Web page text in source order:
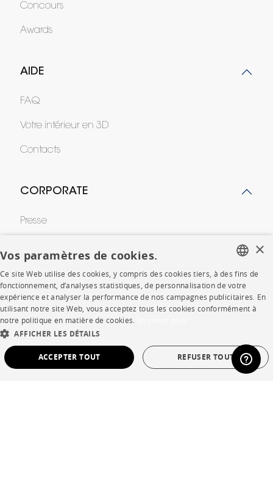
Concours
Awards
AIDE
FAQ
Votre intérieur en 3D
Contacts
CORPORATE
Presse
Devenir concessionnaire
Contract
SHOP
FRENCH
ENGLISH
SPANISH
×
Vos paramètres de cookies.
Ce site Web utilise des cookies, y compris des cookies tiers, à des fins de
fonctionnement, d’analyses statistiques, de personnalisation de votre
expérience et analyser la performance de nos campagnes publicitaires. En
utilisant notre site Web, vous acceptez tous les cookies conformément à
notre politique en matière de cookies.
AFFICHER LES DÉTAILS
ACCEPTER TOUT REFUSER TOUT